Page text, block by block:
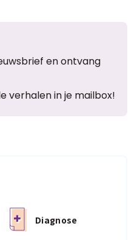
en ontvang
verhalen in je mailbox!
Diagnose